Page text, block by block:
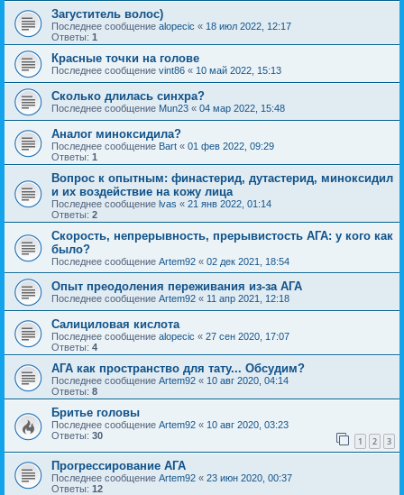
Загуститель волос)
Последнее сообщение alopecic « 18 июл 2022, 12:17
Ответы: 1
Красные точки на голове
Последнее сообщение vint86 « 10 май 2022, 15:13
Сколько длилась синхра?
Последнее сообщение Mun23 « 04 мар 2022, 15:48
Аналог миноксидила?
Последнее сообщение Bart « 01 фев 2022, 09:29
Ответы: 1
Вопрос к опытным: финастерид, дутастерид, миноксидил
и их воздействие на кожу лица
Последнее сообщение lvas « 21 янв 2022, 01:14
Ответы: 2
Скорость, непрерывность, прерывистость АГА: у кого как
было?
Последнее сообщение Artem92 « 02 дек 2021, 18:54
Опыт преодоления переживания из-за АГА
Последнее сообщение Artem92 « 11 апр 2021, 12:18
Салициловая кислота
Последнее сообщение alopecic « 27 сен 2020, 17:07
Ответы: 4
АГА как пространство для тату... Обсудим?
Последнее сообщение Artem92 « 10 авг 2020, 04:14
Ответы: 8
Бритье головы
Последнее сообщение Artem92 « 10 авг 2020, 03:23
Ответы: 30 1 2 3
Прогрессирование АГА
Последнее сообщение Artem92 « 23 июн 2020, 00:37
Ответы: 12